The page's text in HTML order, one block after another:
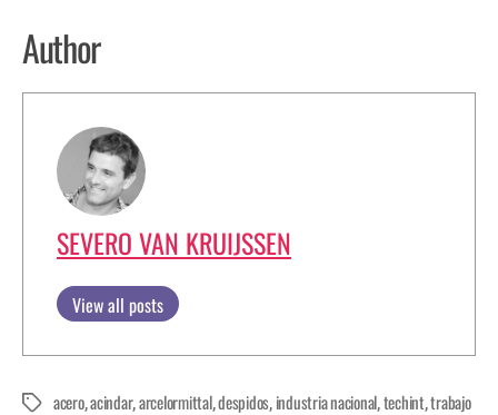
Author
SEVERO VAN KRUIJSSEN
View all posts
acero,acindar,arcelormittal,despidos, industria nacional,techint,trabajo